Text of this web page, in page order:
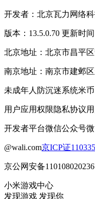
开发者：北京瓦力网络
版本：13.5.0.70 更新时
北京地址：北京市昌平
南京地址：南京市建邺
未成年人防沉迷系统米币
用户应用权限隐私协议
开发者平台微信公众号
@wali.com京ICP证
京公网安备
小米游戏中心
发现游戏 发现你